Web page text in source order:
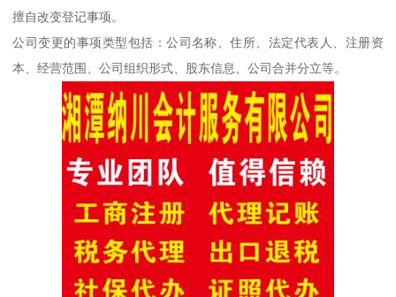
擅自改变登记事项。
公司变更的事项类型包括：公司名称、住所、法定代表人、注册资
本、经营范围、公司组织形式、股东信息、公司合并分立等。